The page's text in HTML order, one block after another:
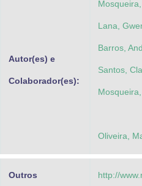
Autor(es) e
Colaborador(es):
Lana,
Barros,
Santos,
Oliveira,
Outros http://